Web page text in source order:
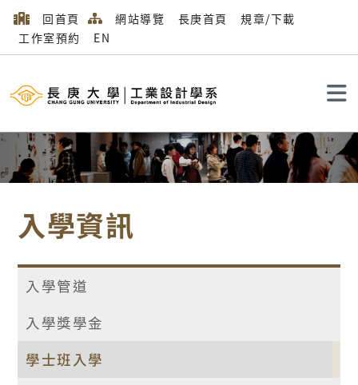
回首頁 網站導覽 長庚首頁
規章/下載
工作室預約
EN
入學資訊
入學管道
入學獎學金
學士班入學